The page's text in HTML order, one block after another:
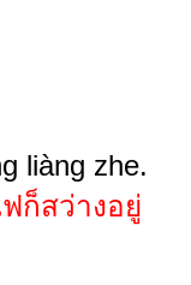
liàng zhe.
ก็สว่างอยู่